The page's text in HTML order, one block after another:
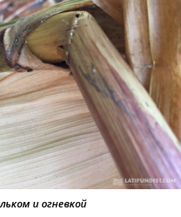
и огневкой